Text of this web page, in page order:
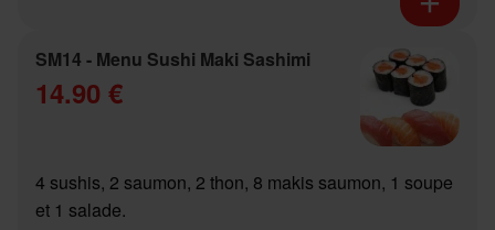
SM14 - Menu Sushi Maki Sashimi
14.90 €
4 sushis, 2 saumon, 2 thon, 8 makis saumon, 1 soupe
et 1 salade.